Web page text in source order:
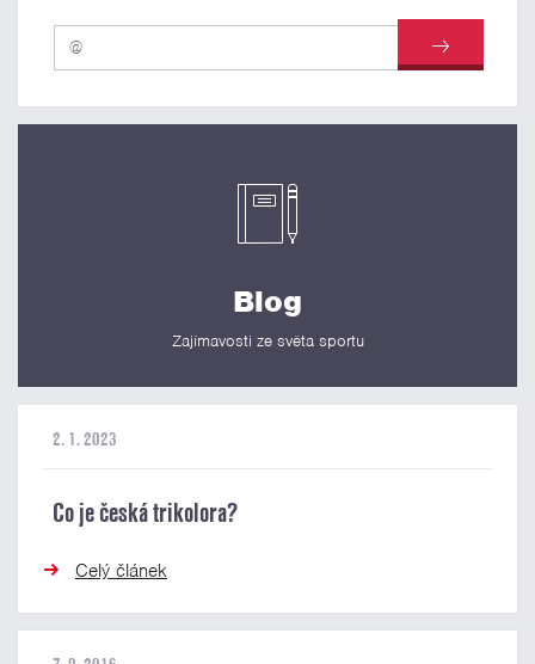
Blog
Zajímavosti ze světa sportu
2. 1. 2023
Co je česká trikolora?
Celý článek